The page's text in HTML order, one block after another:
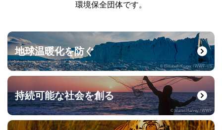
環境保全団体です。
地球温暖化を防ぐ
© Elisabeth Kruger / WWF-US
持続可能な社会を創る
© Martin Harvey / WWF